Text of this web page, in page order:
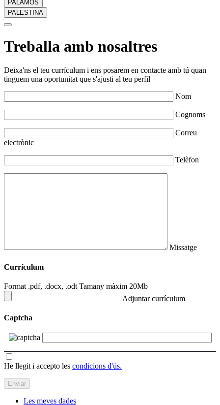
PALAMÓS
PALESTINA
Treballa amb nosaltres
Deixa'ns el teu currículum i ens posarem en contacte amb tú quan
tinguem una oportunitat que s'ajusti al teu perfil
Nom
Cognoms
Correu
electrònic
Telèfon
Missatge
Currículum
Format .pdf, .docx, .odt Tamany màxim 20Mb
Adjuntar currículum
Captcha
He llegit i accepto les condicions d'ús.
Les meves dades